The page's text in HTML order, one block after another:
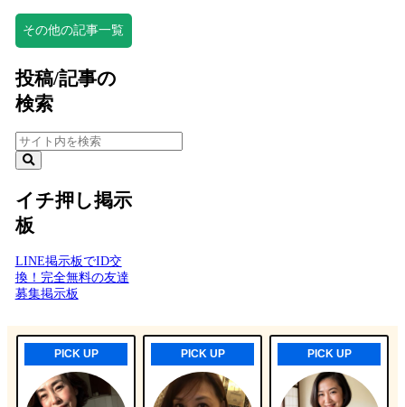
その他の記事一覧
投稿/記事の
検索
イチ押し掲示
板
LINE掲示板でID交
換！完全無料の友達
募集掲示板
PICK UP PICK UP PICK UP